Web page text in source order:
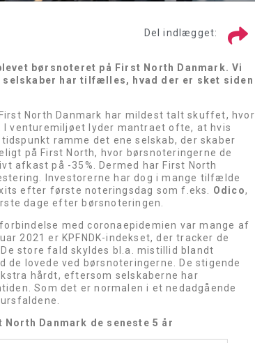
Del indlægget:
børsnoteret på First North Danmark. Vi
har tilfælles, hvad der er sket siden
North Danmark har mildest talt skuffet, hvor
venturemiljøet lyder mantraet ofte, at hvis
ramme det ene selskab, der skaber
på First North, hvor børsnoteringerne de
afkast på -35%. Dermed har First North
Investorerne har dog i mange tilfælde
efter første noteringsdag som f.eks. Odico,
dage efter børsnoteringen.
med coronaepidemien var mange af
2021 er KPFNDK-indekset, der tracker de
store fald skyldes bl.a. mistillid blandt
lovede ved børsnoteringerne. De stigende
hårdt, eftersom selskaberne har
Som det er normalen i et nedadgående
Danmark de seneste 5 år